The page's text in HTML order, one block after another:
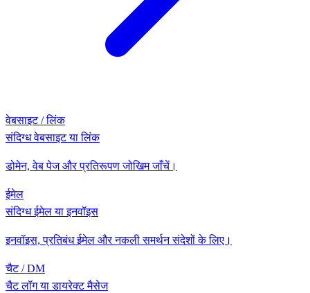
वेबसाइट / लिंक
संदिग्ध वेबसाइट या लिंक
डोमेन, वेब पेज और प्रतिरूपण जोखिम जाँचें।
ईमेल
संदिग्ध ईमेल या इनवॉइस
इनवॉइस, प्रतिबंध ईमेल और नकली समर्थन संदेशों के लिए।
चैट / DM
चैट लॉग या डायरेक्ट मैसेज